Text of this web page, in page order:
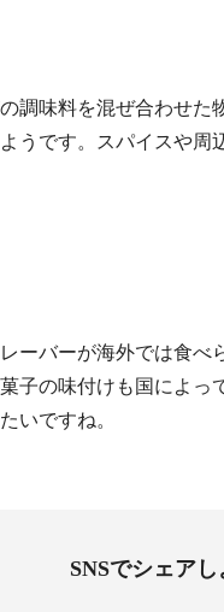
調味料を混ぜ合わせた
うです。スパイスや
ーバーが海外では食べ
子の味付けも国によっ
いですね。
SNSでシェアし